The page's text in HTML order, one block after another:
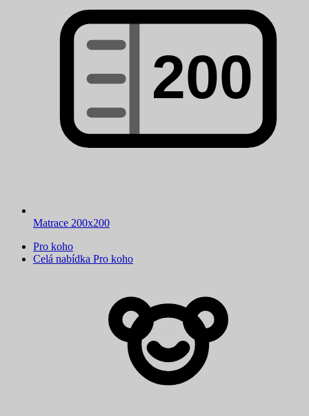
Matrace 200x200
Pro koho
Celá nabídka Pro koho